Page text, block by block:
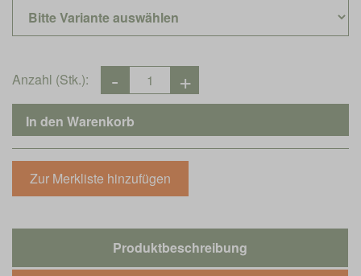
Anzahl (Stk.):
Produktbeschreibung